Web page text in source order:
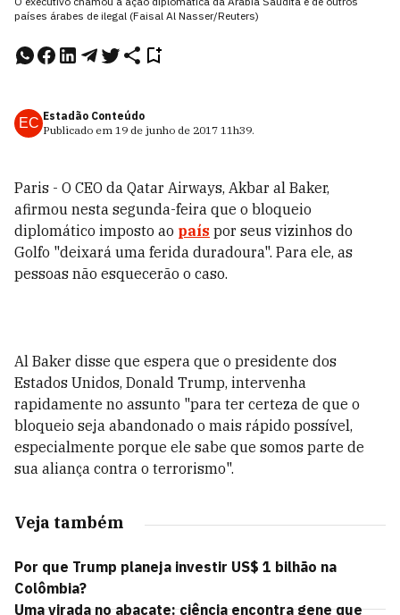
países árabes de ilegal (Faisal Al Nasser/Reuters)
EC Estadão Conteúdo
Publicado em 19 de junho de 2017 11h39.
Paris - O CEO da Qatar Airways, Akbar al Baker,
afirmou nesta segunda-feira que o bloqueio
diplomático imposto ao país por seus vizinhos do
Golfo "deixará uma ferida duradoura". Para ele, as
pessoas não esquecerão o caso.
Al Baker disse que espera que o presidente dos
Estados Unidos, Donald Trump, intervenha
rapidamente no assunto "para ter certeza de que o
bloqueio seja abandonado o mais rápido possível,
especialmente porque ele sabe que somos parte de
sua aliança contra o terrorismo".
Veja também
Por que Trump planeja investir US$ 1 bilhão na
Colômbia?
Uma virada no abacate: ciência encontra gene que